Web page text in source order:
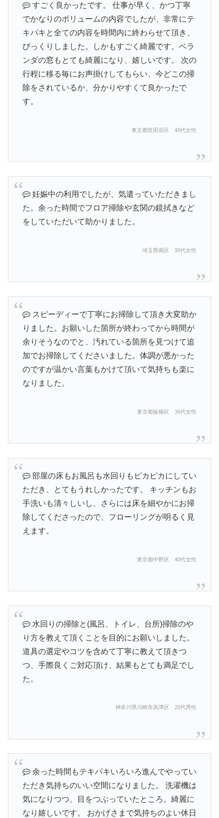
すごく良かったです。 仕事が早く、かつ丁寧
でかなりのボリュームの内容でしたが、非常にテ
キパキと全ての内容を時間内に終わらせて頂き、
びっくりしました。しかもすごく綺麗です。ベラ
ンダの窓もとても綺麗になり、嬉しいです。 次の
行程に移る毎にお声掛けしてもらい、今どこの掃
除をされているか、分かりやすくて良かったで
す。
東京都世田谷区 40代女性
妊娠中の利用でしたが、気遣っていただきまし
た。余った時間でフロア掃除や玄関の鏡拭きなど
をしていただいて助かりました。
埼玉県南区 30代女性
スピーディーで丁寧にお掃除して頂き大変助か
りました。お願いした箇所が終わってから時間が
余りそうなのでと、汚れている箇所を見つけて追
加でお掃除してくださいました。体調が悪かった
のですが温かい言葉もかけて頂いて気持ちも楽に
なりました。
東京都板橋区 30代女性
部屋の床もお風呂も水回りもピカピカにしてい
ただき、とてもうれしかったです。 キッチンもお
手洗いも清々しいし、さらには床を細やかにお掃
除してくださったので、フローリングが明るく見
えます。
東京都中野区 40代女性
水回りの掃除と(風呂、トイレ、台所)掃除のや
り方を教えて頂くことを目的にお願いしました。
道具の選定やコツを含めて丁寧に教えて頂きつ
つ、手際良くご対応頂け、結果もとても満足でし
た。
神奈川県川崎市高津区 20代男性
余った時間もテキパキいろいろ進んでやってい
ただき気持ちのいい空間になりました。 洗濯機は
気になりつつ、目をつぶっていたところ。綺麗に
なり嬉しいです。 おかげさまで気持ちのよい休日